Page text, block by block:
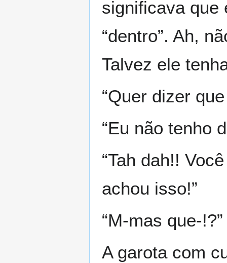
significava que
“dentro”. Ah,
Talvez ele
“Quer dizer
“Eu não tenho
“Tah dah!!
achou isso!”
“M-mas que-!?”
A garota com